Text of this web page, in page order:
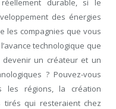
durable, si le
des énergies
les compagnies que vous
technologique que
un créateur et un
? Pouvez-vous
les régions, la création
tirés qui resteraient chez